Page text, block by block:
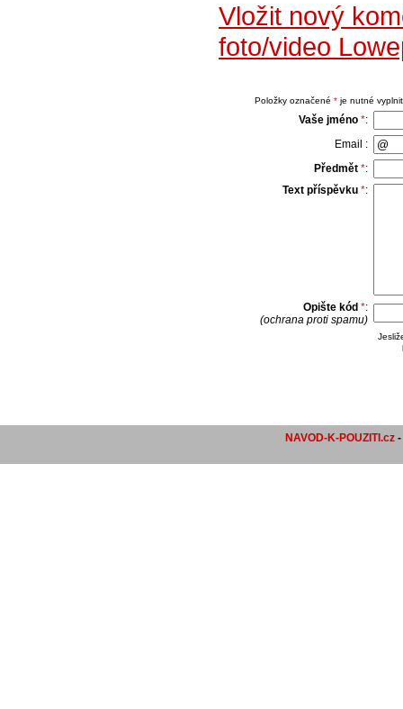
Vložit nový
foto/video
Položky označené *je nutné
Vaše jméno *:
Email :
Předmět *:
Text příspěvku *:
Opište kód *:
(ochrana proti spamu)
NAVOD-K-POUZITI.cz